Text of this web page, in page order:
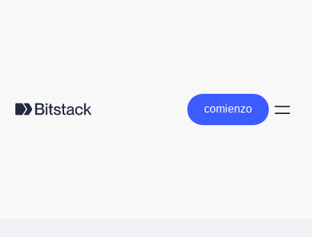
comienzo
comienzo